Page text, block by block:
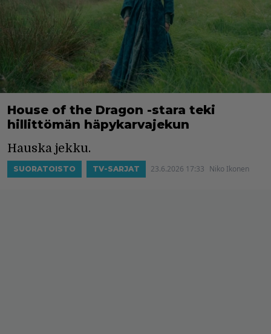
House of the Dragon -stara teki
hillittömän häpykarvajekun
Hauska jekku.
SUORATOISTO TV-SARJAT 23.6.2026 17:33 Niko Ikonen